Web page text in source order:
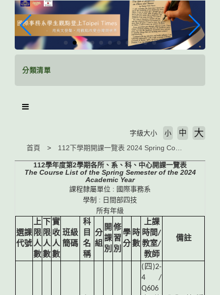
分類清單
首頁
字級大小 小 中 大
112學年度第2學期各所、系、科、中心開課一覽表
The Course List of the Spring Semester of the 2024
Academic Year
課程隸屬單位 : 國際事務系
學制 : 日間部四技
所有年級
選課
代號
上
限
人
數
下
限
人
數
實
收
人
數
班級
簡碼
科
目
名
稱
分
組
開
課
別
修
習
別
學
分
時
數
上課
時間/
教室/
教師
備註
( 四)2-
4 /
Q606